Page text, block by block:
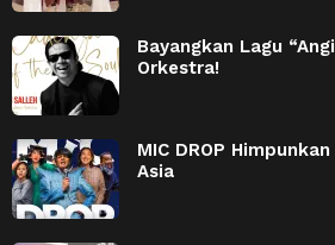
Bayangkan Lagu
Orkestra!
MIC DROP
Asia